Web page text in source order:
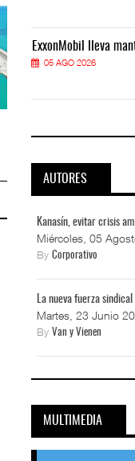
equipamiento para mo
ExxonMobil lleva
05 AGO 2026
AUTORES
Kanasín, evitar crisis
Miércoles, 05
By Corporativo
La nueva fuerza
Martes, 23 Junio
By Van y Vienen
MULTIMEDIA